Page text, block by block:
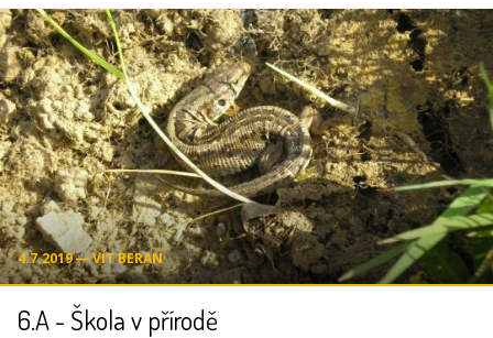
4.7.2019 ― VÍT BERAN
6.A - Škola v přírodě